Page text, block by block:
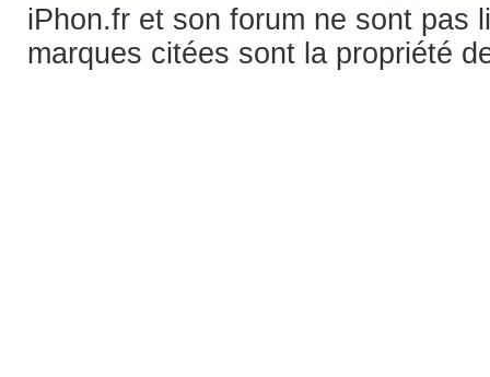
iPhon.fr et son forum ne sont pas
marques citées sont la propriété